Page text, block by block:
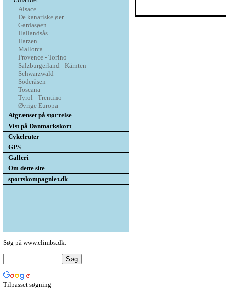
Alsace
De kanariske øer
Gardasøen
Hallandsås
Harzen
Mallorca
Provence - Torino
Salzburgerland - Kärnten
Schwarzwald
Söderåsen
Toscana
Tyrol - Trentino
Øvrige Europa
Afgrænset på størrelse
Vist på Danmarkskort
Cykelruter
GPS
Galleri
Om dette site
sportskompagniet.dk
Søg på www.climbs.dk:
Tilpasset søgning